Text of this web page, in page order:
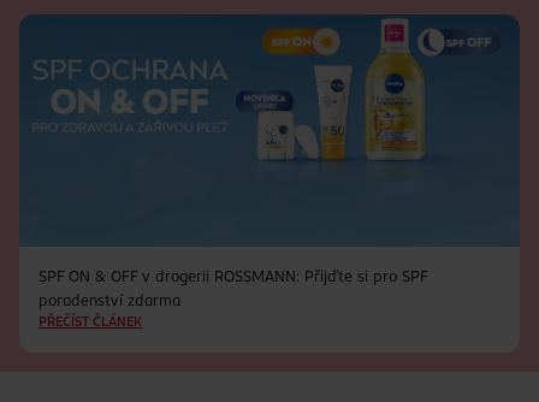
SPF ON & OFF v drogerii ROSSMANN: Přijďte si pro SPF
poradenství zdarma
PŘEČÍST ČLÁNEK